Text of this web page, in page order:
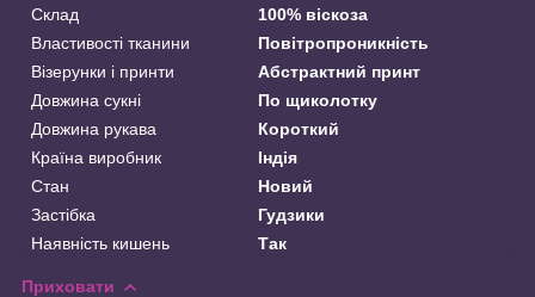
Склад
100% віскоза
Властивості тканини
Повітропроникність
Візерунки і принти
Абстрактний принт
Довжина сукні
По щиколотку
Довжина рукава
Короткий
Країна виробник
Індія
Стан
Новий
Застібка
Гудзики
Наявність кишень
Так
Приховати